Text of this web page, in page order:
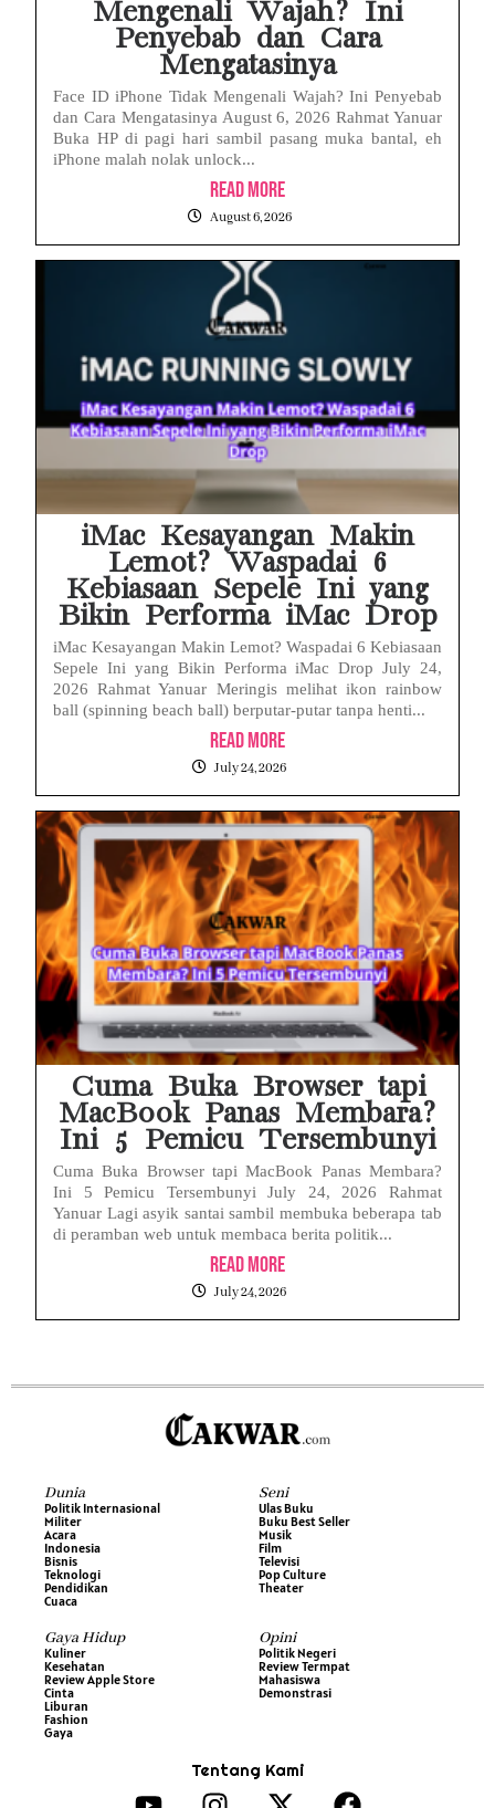
Mengenali Wajah? Ini
Penyebab dan Cara
Mengatasinya
Face ID iPhone Tidak Mengenali Wajah? Ini Penyebab
dan Cara Mengatasinya August 6, 2026 Rahmat Yanuar
Buka HP di pagi hari sambil pasang muka bantal, eh
iPhone malah nolak unlock...
Read More
August 6, 2026
iMac Kesayangan Makin
Lemot? Waspadai 6
Kebiasaan Sepele Ini yang
Bikin Performa iMac Drop
iMac Kesayangan Makin Lemot? Waspadai 6 Kebiasaan
Sepele Ini yang Bikin Performa iMac Drop July 24,
2026 Rahmat Yanuar Meringis melihat ikon rainbow
ball (spinning beach ball) berputar-putar tanpa henti...
Read More
July 24, 2026
Cuma Buka Browser tapi
MacBook Panas Membara?
Ini 5 Pemicu Tersembunyi
Cuma Buka Browser tapi MacBook Panas Membara?
Ini 5 Pemicu Tersembunyi July 24, 2026 Rahmat
Yanuar Lagi asyik santai sambil membuka beberapa tab
di peramban web untuk membaca berita politik...
Read More
July 24, 2026
Dunia
Politik Internasional
Militer
Acara
Indonesia
Bisnis
Teknologi
Pendidikan
Cuaca
Seni
Ulas Buku
Buku Best Seller
Musik
Film
Televisi
Pop Culture
Theater
Gaya Hidup
Kuliner
Kesehatan
Review Apple Store
Cinta
Liburan
Fashion
Gaya
Opini
Politik Negeri
Review Termpat
Mahasiswa
Demonstrasi
Tentang Kami